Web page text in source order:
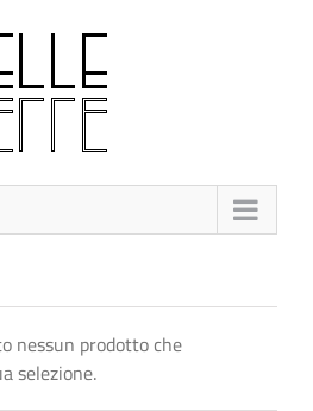
nessun prodotto che
selezione.